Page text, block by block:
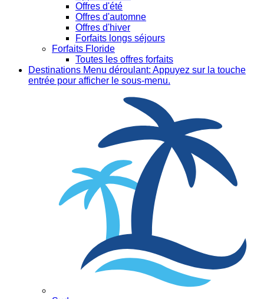
Offres d'été
Offres d'automne
Offres d'hiver
Forfaits longs séjours
Forfaits Floride
Toutes les offres forfaits
Destinations Menu déroulant: Appuyez sur la touche
entrée pour afficher le sous-menu.